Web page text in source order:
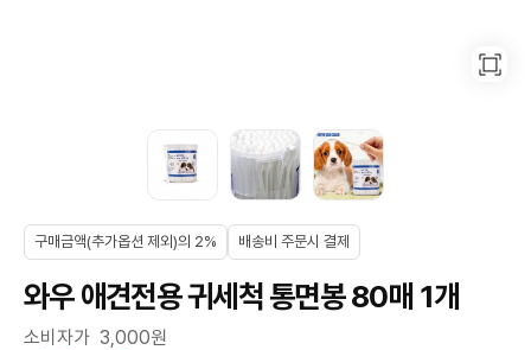
구매금액(추가옵션 제외)의 2% 배송비 주문시 결제
와우 애견전용 귀세척 통면봉 80매 1개
소비자가 3,000원